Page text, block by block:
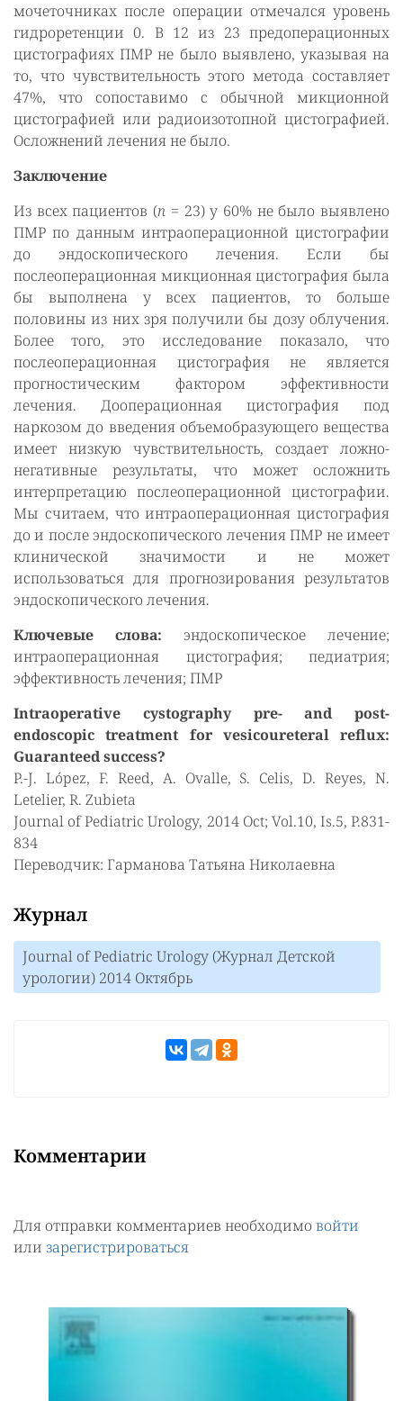
мочеточниках после операции отмечался уровень
гидроретенции 0. В 12 из 23 предоперационных
цистографиях ПМР не было выявлено, указывая на
то, что чувствительность этого метода составляет
47%, что сопоставимо с обычной микционной
цистографией или радиоизотопной цистографией.
Осложнений лечения не было.
Заключение
Из всех пациентов (n = 23) у 60% не было выявлено
ПМР по данным интраоперационной цистографии
до эндоскопического лечения. Если бы
послеоперационная микционная цистография была
бы выполнена у всех пациентов, то больше
половины из них зря получили бы дозу облучения.
Более того, это исследование показало, что
послеоперационная цистография не является
прогностическим фактором эффективности
лечения. Дооперационная цистография под
наркозом до введения объемобразующего вещества
имеет низкую чувствительность, создает ложно-
негативные результаты, что может осложнить
интерпретацию послеоперационной цистографии.
Мы считаем, что интраоперационная цистография
до и после эндоскопического лечения ПМР не имеет
клинической значимости и не может
использоваться для прогнозирования результатов
эндоскопического лечения.
Ключевые слова: эндоскопическое лечение;
интраоперационная цистография; педиатрия;
эффективность лечения; ПМР
Intraoperative cystography pre- and post-
endoscopic treatment for vesicoureteral reflux:
Guaranteed success?
P.-J. López, F. Reed, A. Ovalle, S. Celis, D. Reyes, N.
Letelier, R. Zubieta
Journal of Pediatric Urology, 2014 Oct; Vol.10, Is.5, P.831-
834
Переводчик: Гарманова Татьяна Николаевна
Журнал
Journal of Pediatric Urology (Журнал Детской
урологии) 2014 Октябрь
Комментарии
Для отправки комментариев необходимо войти
или зарегистрироваться